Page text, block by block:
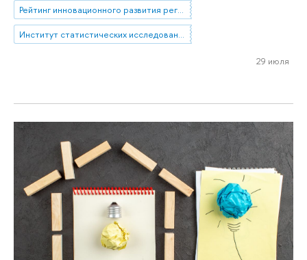
Рейтинг инновационного развития регионов
Институт статистических исследований и экономики знаний
29 июля